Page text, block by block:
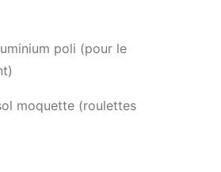
poli (pour le
moquette (roulettes